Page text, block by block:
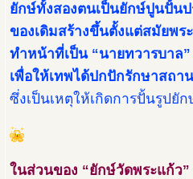
ยักษ์ทั้งสองตนเป็นยักษ์ปูนปั้นป
ของเดิมสร้างขึ้นตั้งแต่สมัยพร
ทำหน้าที่เป็น “นายทวารบาล
เพื่อให้เทพได้ปกปักรักษาสถ
ซึ่งเป็นเหตุให้เกิดการปั้นรูปยั
ในส่วนของ “ยักษ์วัดพระแก้ว